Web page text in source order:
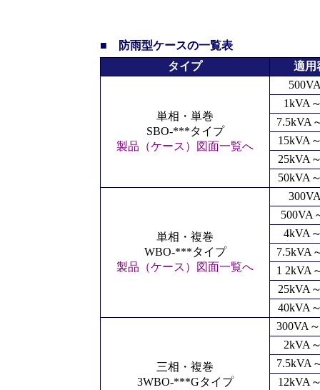
■
防雨型ケースの一覧表
タイプ
適用
単相・単巻
SBO-***タイプ
製品（ケース）図面一覧へ
1kVA
7.5kVA
15kVA
25kVA
50kVA
単相・複巻
WBO-***タイプ
製品（ケース）図面一覧へ
500VA
4kVA
7.5kVA
1 2kVA
25kVA
40kVA
三相・複巻
3WBO-***Gタイプ
300VA
2kVA
7.5kVA
12kVA